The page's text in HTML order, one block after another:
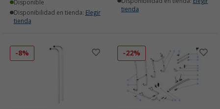
Disponible
Disponibilidad en tienda: Elegir
tienda
tienda
-8% -22%